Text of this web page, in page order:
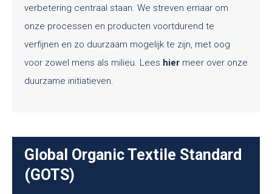
verbetering centraal staan. We streven ernaar om
onze processen en producten voortdurend te
verfijnen en zo duurzaam mogelijk te zijn, met oog
voor zowel mens als milieu. Lees hier meer over onze
duurzame initiatieven.
Global Organic Textile Standard
(GOTS)